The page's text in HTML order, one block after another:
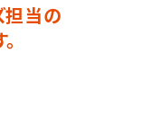
担当の